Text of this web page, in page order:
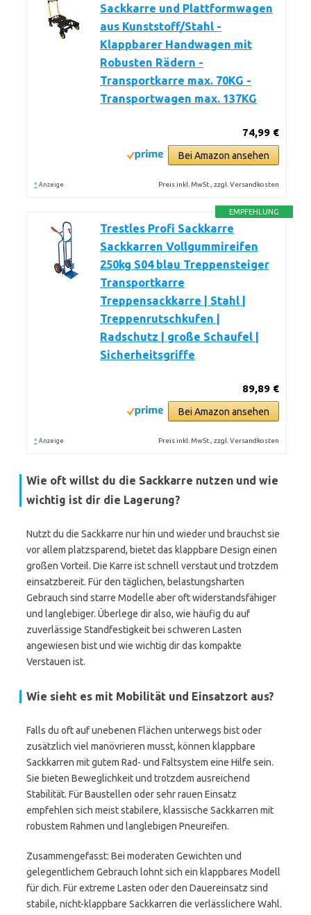
Sackkarre und Plattformwagen
aus Kunststoff/Stahl -
Klappbarer Handwagen mit
Robusten Rädern -
Transportkarre max. 70KG -
Transportwagen max. 137KG
74,99 €
Bei Amazon ansehen
* Anzeige Preis inkl. MwSt., zzgl. Versandkosten
EMPFEHLUNG
Trestles Profi Sackkarre
Sackkarren Vollgummireifen
250kg S04 blau Treppensteiger
Transportkarre
Treppensackkarre | Stahl |
Treppenrutschkufen |
Radschutz | große Schaufel |
Sicherheitsgriffe
89,89 €
Bei Amazon ansehen
* Anzeige Preis inkl. MwSt., zzgl. Versandkosten
Wie oft willst du die Sackkarre nutzen und wie
wichtig ist dir die Lagerung?
Nutzt du die Sackkarre nur hin und wieder und brauchst sie
vor allem platzsparend, bietet das klappbare Design einen
großen Vorteil. Die Karre ist schnell verstaut und trotzdem
einsatzbereit. Für den täglichen, belastungsharten
Gebrauch sind starre Modelle aber oft widerstandsfähiger
und langlebiger. Überlege dir also, wie häufig du auf
zuverlässige Standfestigkeit bei schweren Lasten
angewiesen bist und wie wichtig dir das kompakte
Verstauen ist.
Wie sieht es mit Mobilität und Einsatzort aus?
Falls du oft auf unebenen Flächen unterwegs bist oder
zusätzlich viel manövrieren musst, können klappbare
Sackkarren mit gutem Rad- und Faltsystem eine Hilfe sein.
Sie bieten Beweglichkeit und trotzdem ausreichend
Stabilität. Für Baustellen oder sehr rauen Einsatz
empfehlen sich meist stabilere, klassische Sackkarren mit
robustem Rahmen und langlebigen Pneureifen.
Zusammengefasst: Bei moderaten Gewichten und
gelegentlichem Gebrauch lohnt sich ein klappbares Modell
für dich. Für extreme Lasten oder den Dauereinsatz sind
stabile, nicht-klappbare Sackkarren die verlässlichere Wahl.